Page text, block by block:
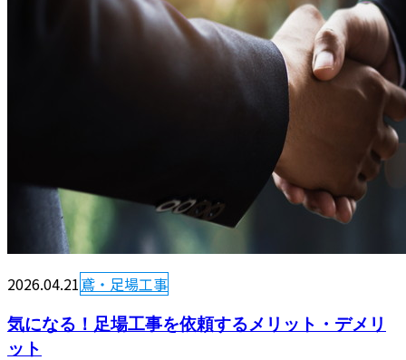
2026.04.21鳶・足場工事
気になる！足場工事を依頼するメリット・デメリ
ット